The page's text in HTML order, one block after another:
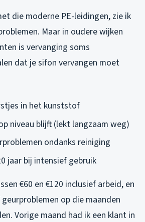
die moderne PE-leidingen, zie ik
Maar in oudere wijken
is vervanging soms
dat je sifon vervangen moet
in het kunststof
niveau blijft (lekt langzaam weg)
ondanks reiniging
jaar bij intensief gebruik
€60 en €120 inclusief arbeid, en
op die maanden
Vorige maand had ik een klant in